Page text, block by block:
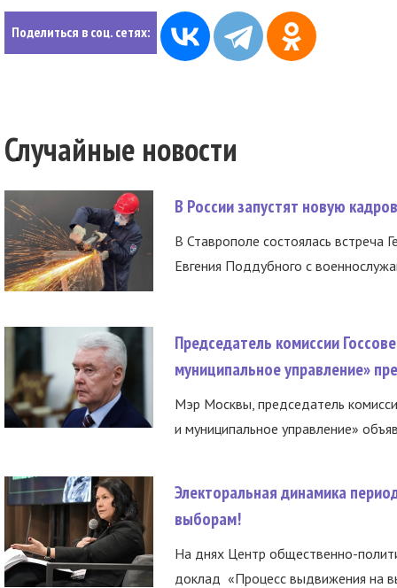
Поделиться в соц. сетях:
Случайные новости
В России запустят новую
В Ставрополе состоялась встреча
Евгения Поддубного с
Председатель комиссии
муниципальное управление»
Мэр Москвы, председатель
и муниципальное управление»
Электоральная динамика
выборам!
На днях Центр общественно-
доклад «Процесс выдвижения на